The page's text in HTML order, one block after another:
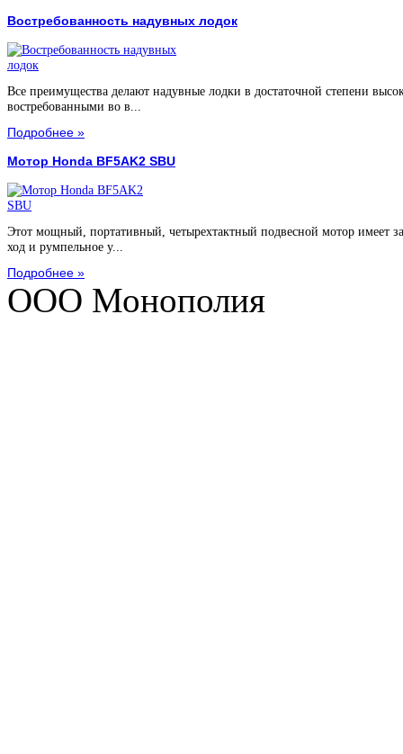
Востребованность надувных лодок
Все преимущества делают надувные лодки в достаточной степени
востребованными во в...
Подробнее »
Мотор Honda BF5AK2 SBU
Этот мощный, портативный, четырехтактный подвесной мотор имеет
ход и румпельное у...
Подробнее »
ООО Монополия